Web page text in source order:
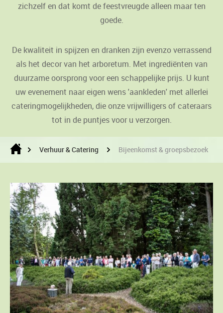
zichzelf en dat komt de feestvreugde alleen maar ten
goede.
De kwaliteit in spijzen en dranken zijn evenzo verrassend
als het decor van het arboretum. Met ingrediënten van
duurzame oorsprong voor een schappelijke prijs. U kunt
uw evenement naar eigen wens 'aankleden' met allerlei
cateringmogelijkheden, die onze vrijwilligers of cateraars
tot in de puntjes voor u verzorgen.
Verhuur & Catering Bijeenkomst & groepsbezoek